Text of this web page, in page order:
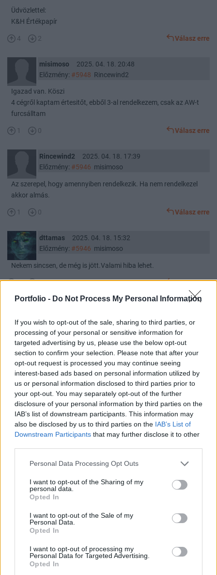
Portfolio - Do Not Process My Personal Information
If you wish to opt-out of the sale, sharing to third parties, or
processing of your personal or sensitive information for
targeted advertising by us, please use the below opt-out
section to confirm your selection. Please note that after your
opt-out request is processed you may continue seeing
interest-based ads based on personal information utilized by
us or personal information disclosed to third parties prior to
your opt-out. You may separately opt-out of the further
disclosure of your personal information by third parties on the
IAB’s list of downstream participants. This information may
also be disclosed by us to third parties on the IAB’s List of
Downstream Participants that may further disclose it to other
Personal Data Processing Opt Outs
I want to opt-out of the Sharing of my
personal data.
Opted In
I want to opt-out of the Sale of my
Personal Data.
Opted In
I want to opt-out of processing my
Personal Data for Targeted Advertising.
Opted In
Üdvözlettel:
K&H Értékpapír
4 2 Válasz erre
misimoso
2025. 04. 18. 20:48
Előzmény: #5948 Rincewind2
Igazad van. Köszi
4 cégről kaptam értesitőt, ebből 3-al rendelkezem, csak az AW-t
furcsálltam
1 0 Válasz erre
Rincewind2
2025. 04. 18. 17:39
Előzmény: #5946 misimoso
Az szerepel, hogy amennyiben rendelkezik. Ha nem rendelkezel
akkor almás.
1 0 Válasz erre
dttamas
2025. 04. 18. 15:32
Előzmény: #5946 misimoso
Nekem sincsen, de még is jött.Valami hiba lehet.
1 0 Válasz erre
Sziasztok!
Autowallis közgyűlési értesitőt kaptam emailben, miszerint 16-án
rendelkeztem fizikai készlettel.
A vicces, hogy soha nem is volt AW részvényem..
Valaki tipp, hogy miért küldhették az emailt?
1 0 Válasz erre
Boss 2025. 04. 14. 22:39
Valaki meg tudja mondani "ezek" hogy találnak meg, miközben
Erste ügyfél vagyok?
Válasz erre
Nehezen tudom elhinni,hogy tavaly csak nekem volt amerikai
0